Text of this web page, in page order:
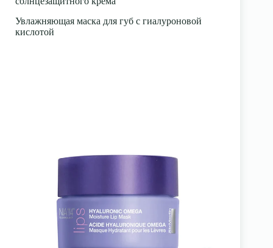
Увлажняющая маска для губ с гиалуроновой
кислотой